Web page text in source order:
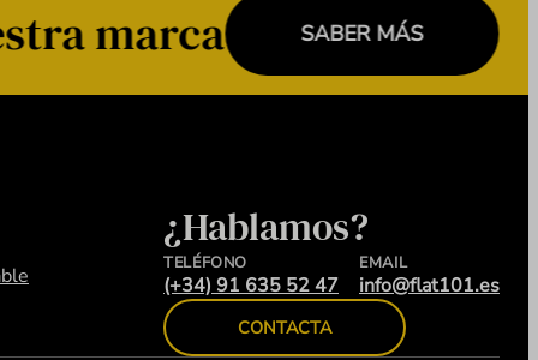
marca SABER MÁS
¿Hablamos?
TELÉFONO
(+34) 91 635 52 47
EMAIL
info@flat101.es
CONTACTA